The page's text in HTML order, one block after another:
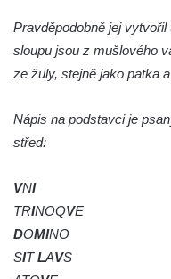
Sloup se sochou Piety
Strupčicích
Hošnicích
Sloup s reliéfem Panny
Pravděpodobně jej
sloupu jsou z mušlového
ze žuly, stejně jako patka
Nápis na podstavci je
střed:
VNI
TRINOQVE
DOMINO
SITLAVS